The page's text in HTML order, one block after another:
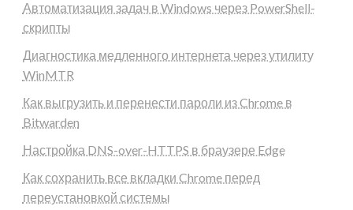
Автоматизация задач в Windows через PowerShell-
скрипты
Диагностика медленного интернета через утилиту
WinMTR
Как выгрузить и перенести пароли из Chrome в
Bitwarden
Настройка DNS-over-HTTPS в браузере Edge
Как сохранить все вкладки Chrome перед
переустановкой системы